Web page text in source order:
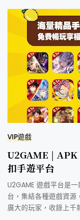
VIP遊戲
U2GAME | APK
扣手遊平台
U2GAME 遊戲平台是
台，集結各種遊戲資源
廣大的玩家，收錄上千